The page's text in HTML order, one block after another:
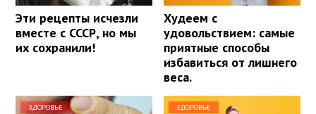
Эти рецепты исчезли
вместе с СССР, но мы
их сохранили!
Худеем с
удовольствием: самые
приятные способы
избавиться от лишнего
веса.
ЗДОРОВЬЕ ЗДОРОВЬЕ